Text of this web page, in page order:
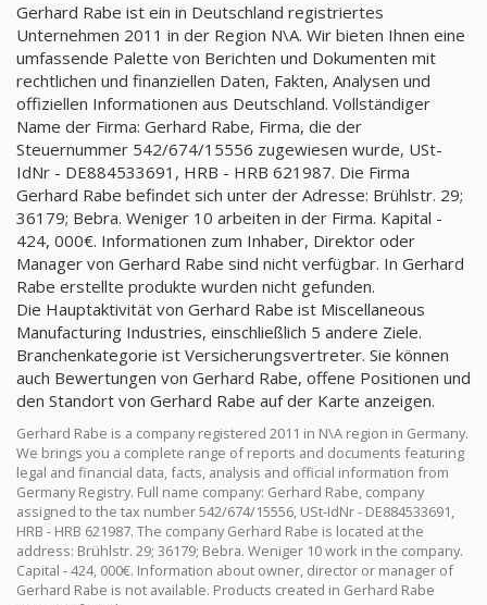
Gerhard Rabe ist ein in Deutschland registriertes
Unternehmen 2011 in der Region N\A. Wir bieten Ihnen eine
umfassende Palette von Berichten und Dokumenten mit
rechtlichen und finanziellen Daten, Fakten, Analysen und
offiziellen Informationen aus Deutschland. Vollständiger
Name der Firma: Gerhard Rabe, Firma, die der
Steuernummer 542/674/15556 zugewiesen wurde, USt-
IdNr - DE884533691, HRB - HRB 621987. Die Firma
Gerhard Rabe befindet sich unter der Adresse: Brühlstr. 29;
36179; Bebra. Weniger 10 arbeiten in der Firma. Kapital -
424, 000€. Informationen zum Inhaber, Direktor oder
Manager von Gerhard Rabe sind nicht verfügbar. In Gerhard
Rabe erstellte produkte wurden nicht gefunden.
Die Hauptaktivität von Gerhard Rabe ist Miscellaneous
Manufacturing Industries, einschließlich 5 andere Ziele.
Branchenkategorie ist Versicherungsvertreter. Sie können
auch Bewertungen von Gerhard Rabe, offene Positionen und
den Standort von Gerhard Rabe auf der Karte anzeigen.
Gerhard Rabe is a company registered 2011 in N\A region in Germany.
We brings you a complete range of reports and documents featuring
legal and financial data, facts, analysis and official information from
Germany Registry. Full name company: Gerhard Rabe, company
assigned to the tax number 542/674/15556, USt-IdNr - DE884533691,
HRB - HRB 621987. The company Gerhard Rabe is located at the
address: Brühlstr. 29; 36179; Bebra. Weniger 10 work in the company.
Capital - 424, 000€. Information about owner, director or manager of
Gerhard Rabe is not available. Products created in Gerhard Rabe